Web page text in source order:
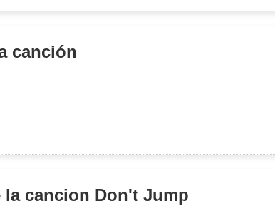
canción
la cancion Don't Jump